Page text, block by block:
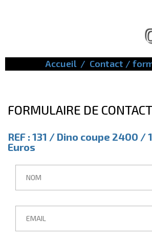
Accueil Contact /
FORMULAIRE DE CONTACT
REF : 131 / Dino coupe 2400 /
Euros